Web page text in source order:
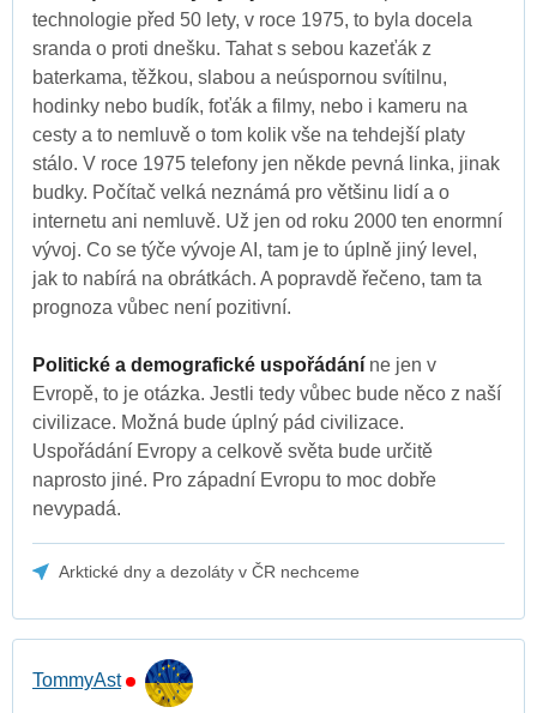
technologie před 50 lety, v roce 1975, to byla docela
sranda o proti dnešku. Tahat s sebou kazeťák z
baterkama, těžkou, slabou a neúspornou svítilnu,
hodinky nebo budík, foťák a filmy, nebo i kameru na
cesty a to nemluvě o tom kolik vše na tehdejší platy
stálo. V roce 1975 telefony jen někde pevná linka, jinak
budky. Počítač velká neznámá pro většinu lidí a o
internetu ani nemluvě. Už jen od roku 2000 ten enormní
vývoj. Co se týče vývoje AI, tam je to úplně jiný level,
jak to nabírá na obrátkách. A popravdě řečeno, tam ta
prognoza vůbec není pozitivní.
Politické a demografické uspořádání ne jen v
Evropě, to je otázka. Jestli tedy vůbec bude něco z naší
civilizace. Možná bude úplný pád civilizace.
Uspořádání Evropy a celkově světa bude určitě
naprosto jiné. Pro západní Evropu to moc dobře
nevypadá.
Arktické dny a dezoláty v ČR nechceme
TommyAst